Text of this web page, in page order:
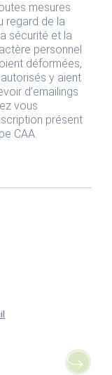
mesures
regard de la
sécurité et la
personnel
déformées,
y aient
d’emailings
vous
présent
CAA.